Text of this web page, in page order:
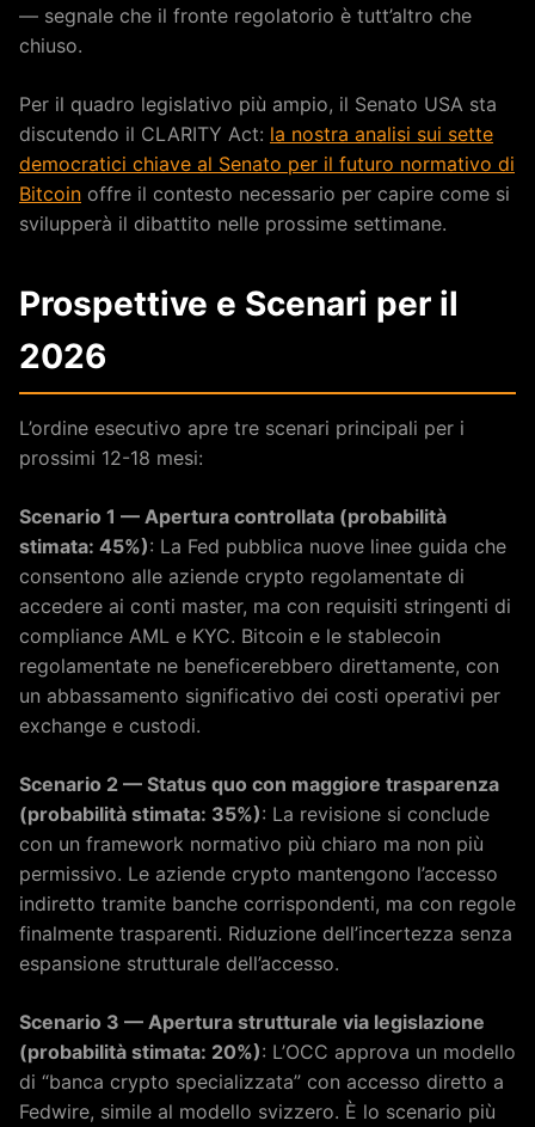
— segnale che il fronte regolatorio è tutt’altro che
chiuso.
Per il quadro legislativo più ampio, il Senato USA sta
discutendo il CLARITY Act: la nostra analisi sui sette
democratici chiave al Senato per il futuro normativo di
Bitcoin offre il contesto necessario per capire come si
svilupperà il dibattito nelle prossime settimane.
Prospettive e Scenari per il
2026
L’ordine esecutivo apre tre scenari principali per i
prossimi 12-18 mesi:
Scenario 1 — Apertura controllata (probabilità
stimata: 45%): La Fed pubblica nuove linee guida che
consentono alle aziende crypto regolamentate di
accedere ai conti master, ma con requisiti stringenti di
compliance AML e KYC. Bitcoin e le stablecoin
regolamentate ne beneficerebbero direttamente, con
un abbassamento significativo dei costi operativi per
exchange e custodi.
Scenario 2 — Status quo con maggiore trasparenza
(probabilità stimata: 35%): La revisione si conclude
con un framework normativo più chiaro ma non più
permissivo. Le aziende crypto mantengono l’accesso
indiretto tramite banche corrispondenti, ma con regole
finalmente trasparenti. Riduzione dell’incertezza senza
espansione strutturale dell’accesso.
Scenario 3 — Apertura strutturale via legislazione
(probabilità stimata: 20%): L’OCC approva un modello
di “banca crypto specializzata” con accesso diretto a
Fedwire, simile al modello svizzero. È lo scenario più